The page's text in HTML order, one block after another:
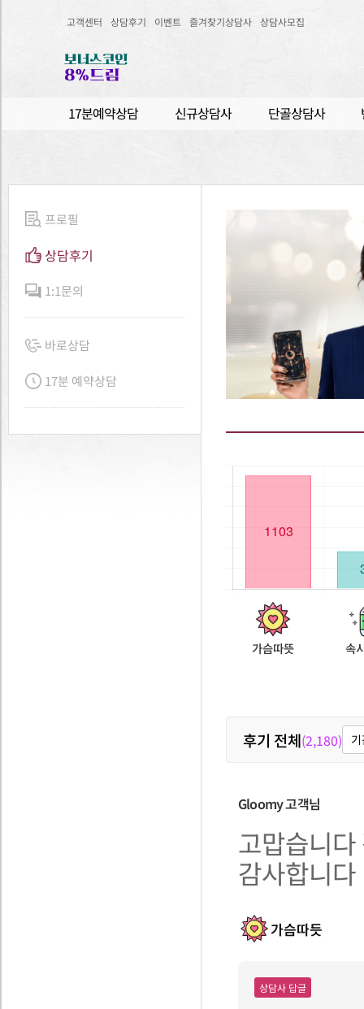
고객센터 상담후기 이벤트 즐겨찾기상담사 상담사모집
17분예약상담 신규상담사 단골상담사
프로필
상담후기
1:1문의
바로상담
17분 예약상담
가슴따뜻 속
후기 전체(2,180)
Gloomy고객님
고맙습니
감사합니다
가슴따듯
상담사 답글